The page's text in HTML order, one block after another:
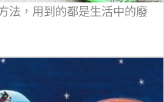
法，用到的都是生活中的廢